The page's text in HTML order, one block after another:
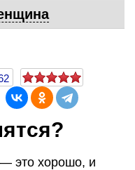
это хорошо, и